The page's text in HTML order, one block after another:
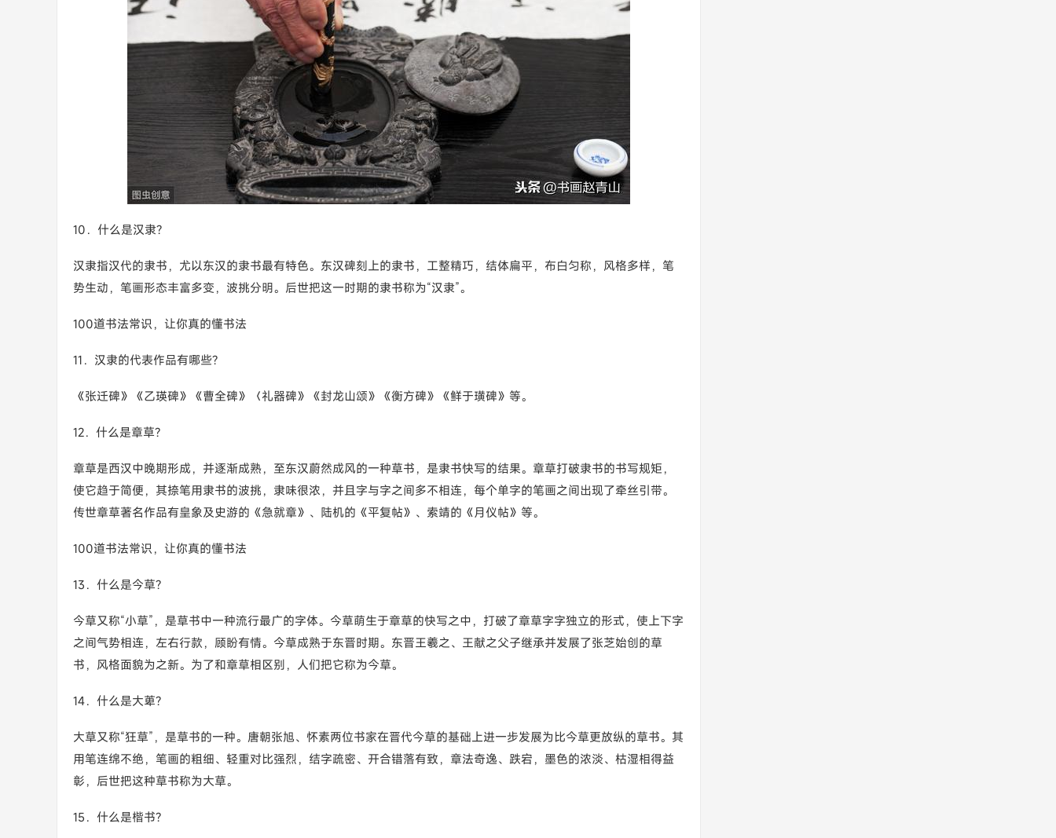
10．什么是汉隶?
汉隶指汉代的隶书，尤以东汉的隶书最有特色。东汉碑刻上的隶书，工整精巧，结体扁平，布白匀称，风格多样，笔
势生动，笔画形态丰富多变，波挑分明。后世把这一时期的隶书称为“汉隶”。
100道书法常识，让你真的懂书法
11．汉隶的代表作品有哪些?
《张迁碑》《乙瑛碑》《曹全碑》〈礼器碑》《封龙山颂》《衡方碑》《鲜于璜碑》等。
12．什么是章草?
章草是西汉中晚期形成，并逐渐成熟，至东汉蔚然成风的一种草书，是隶书快写的结果。章草打破隶书的书写规矩，
使它趋于简便，其捺笔用隶书的波挑，隶味很浓，并且字与字之间多不相连，每个单字的笔画之间出现了牵丝引带。
传世章草著名作品有皇象及史游的《急就章》、陆机的《平复帖》、索靖的《月仪帖》等。
100道书法常识，让你真的懂书法
13．什么是今草?
今草又称“小草”，是草书中一种流行最广的字体。今草萌生于章草的快写之中，打破了章草字字独立的形式，使上下字
之间气势相连，左右行款，顾盼有情。今草成熟于东晋时期。东晋王羲之、王献之父子继承并发展了张芝始创的草
书，风格面貌为之新。为了和章草相区别，人们把它称为今草。
14．什么是大萆?
大草又称“狂草”，是草书的一种。唐朝张旭、怀素两位书家在晋代今草的基础上进一步发展为比今草更放纵的草书。其
用笔连绵不绝，笔画的粗细、轻重对比强烈，结字疏密、开合错落有致，章法奇逸、跌宕，墨色的浓淡、枯湿相得益
彰，后世把这种草书称为大草。
15．什么是楷书?